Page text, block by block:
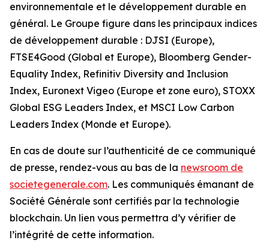
environnementale et le développement durable en
général. Le Groupe figure dans les principaux indices
de développement durable : DJSI (Europe),
FTSE4Good (Global et Europe), Bloomberg Gender-
Equality Index, Refinitiv Diversity and Inclusion
Index, Euronext Vigeo (Europe et zone euro), STOXX
Global ESG Leaders Index, et MSCI Low Carbon
Leaders Index (Monde et Europe).
En cas de doute sur l’authenticité de ce communiqué
de presse, rendez-vous au bas de la newsroom de
societegenerale.com. Les communiqués émanant de
Société Générale sont certifiés par la technologie
blockchain. Un lien vous permettra d’y vérifier de
l’intégrité de cette information.